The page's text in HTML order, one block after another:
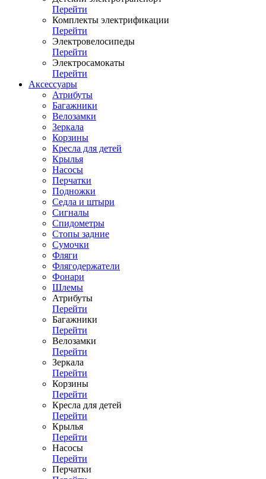
Перейти
Комплекты электрификации
Перейти
Электровелосипеды
Перейти
Электросамокаты
Перейти
Аксессуары
Атрибуты
Багажники
Велозамки
Зеркала
Корзины
Кресла для детей
Крылья
Насосы
Перчатки
Подножки
Седла и штыри
Сигналы
Спидометры
Стопы задние
Сумочки
Фляги
Флягодержатели
Фонари
Шлемы
Атрибуты
Перейти
Багажники
Перейти
Велозамки
Перейти
Зеркала
Перейти
Корзины
Перейти
Кресла для детей
Перейти
Крылья
Перейти
Насосы
Перейти
Перчатки